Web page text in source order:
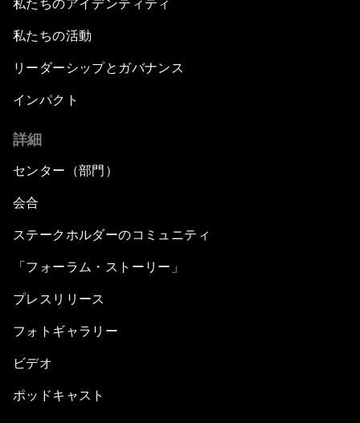
私たちのアイデンティティ
私たちの活動
リーダーシップとガバナンス
インパクト
詳細
センター（部門）
会合
ステークホルダーのコミュニティ
「フォーラム・ストーリー」
プレスリリース
フォトギャラリー
ビデオ
ポッドキャスト